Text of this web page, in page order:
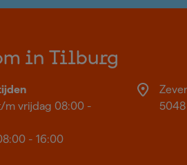
in Tilburg
m vrijdag 08:00 -
- 16:00
5048